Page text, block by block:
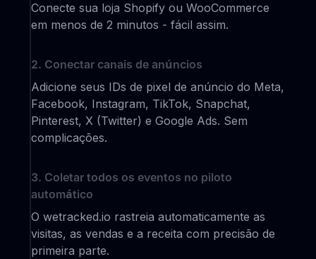
Conecte sua loja Shopify ou WooCommerce
em menos de 2 minutos - fácil assim.
2. Conectar canais de anúncios
Adicione seus IDs de pixel de anúncio do Meta,
Facebook, Instagram, TikTok, Snapchat,
Pinterest, X (Twitter) e Google Ads. Sem
complicações.
3. Coletar todos os eventos no piloto
automático
O wetracked.io rastreia automaticamente as
visitas, as vendas e a receita com precisão de
primeira parte.